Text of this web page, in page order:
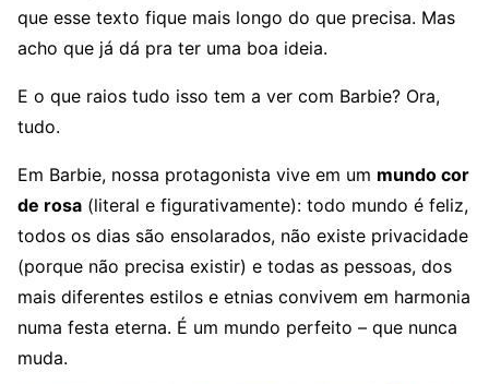
que esse texto fique mais longo do que precisa. Mas
acho que já dá pra ter uma boa ideia.
E o que raios tudo isso tem a ver com Barbie? Ora,
tudo.
Em Barbie, nossa protagonista vive em um mundo cor
de rosa (literal e figurativamente): todo mundo é feliz,
todos os dias são ensolarados, não existe privacidade
(porque não precisa existir) e todas as pessoas, dos
mais diferentes estilos e etnias convivem em harmonia
numa festa eterna. É um mundo perfeito – que nunca
muda.